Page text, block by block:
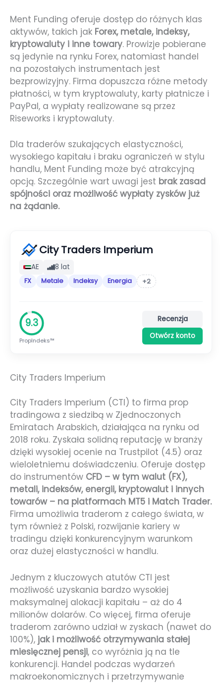
Ment Funding oferuje dostęp do różnych klas
aktywów, takich jak Forex, metale, indeksy,
kryptowaluty i inne towary. Prowizje pobierane
są jedynie na rynku Forex, natomiast handel
na pozostałych instrumentach jest
bezprowizyjny. Firma dopuszcza różne metody
płatności, w tym kryptowaluty, karty płatnicze i
PayPal, a wypłaty realizowane są przez
Riseworks i kryptowaluty.
Dla traderów szukających elastyczności,
wysokiego kapitału i braku ograniczeń w stylu
handlu, Ment Funding może być atrakcyjną
opcją. Szczególnie wart uwagi jest brak zasad
spójności oraz możliwość wypłaty zysków już
na żądanie.
City Traders Imperium
AE 8 lat
FX Metale Indeksy Energia +2
9.3
PropIndeks™
Recenzja
Otwórz konto
City Traders Imperium
City Traders Imperium (CTI) to firma prop
tradingowa z siedzibą w Zjednoczonych
Emiratach Arabskich, działająca na rynku od
2018 roku. Zyskała solidną reputację w branży
dzięki wysokiej ocenie na Trustpilot (4.5) oraz
wieloletniemu doświadczeniu. Oferuje dostęp
do instrumentów CFD – w tym walut (FX),
metali, indeksów, energii, kryptowalut i innych
towarów – na platformach MT5 i Match Trader.
Firma umożliwia traderom z całego świata, w
tym również z Polski, rozwijanie kariery w
tradingu dzięki konkurencyjnym warunkom
oraz dużej elastyczności w handlu.
Jednym z kluczowych atutów CTI jest
możliwość uzyskania bardzo wysokiej
maksymalnej alokacji kapitału – aż do 4
milionów dolarów. Co więcej, firma oferuje
traderom zarówno udział w zyskach (nawet do
100%), jak i możliwość otrzymywania stałej
miesięcznej pensji, co wyróżnia ją na tle
konkurencji. Handel podczas wydarzeń
makroekonomicznych i przetrzymywanie